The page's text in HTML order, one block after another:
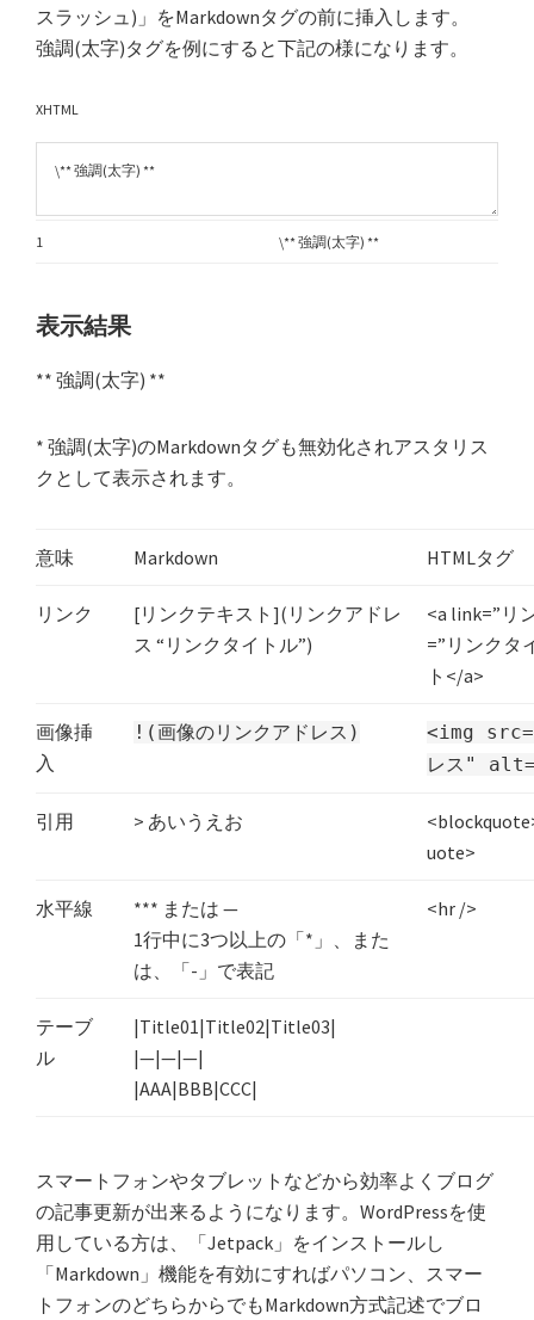
スラッシュ)」をMarkdownタグの前に挿入します。
強調(太字)タグを例にすると下記の様になります。
XHTML
1 \**強調(太字) **
表示結果
** 強調(太字) **
* 強調(太字)のMarkdownタグも無効化されアスタリス
クとして表示されます。
意味 Markdown HTMLタグ
リンク
[リンクテキスト](リンクアドレ
ス “リンクタイトル”)
<a link=”リ
=”リンクタ
ト</a>
画像挿
入
!(画像のリンクアドレス)
<img src="
レス"
引用 > あいうえお
uote>
水平線
*** または —
1行中に3つ以上の「*」、また
は、「-」で表記
<hr />
テーブ
ル
|Title01|Title02|Title03|
|—|—|—|
|AAA|BBB|CCC|
スマートフォンやタブレットなどから効率よくブログ
の記事更新が出来るようになります。WordPressを使
用している方は、「Jetpack」をインストールし
「Markdown」機能を有効にすればパソコン、スマー
トフォンのどちらからでもMarkdown方式記述でブロ